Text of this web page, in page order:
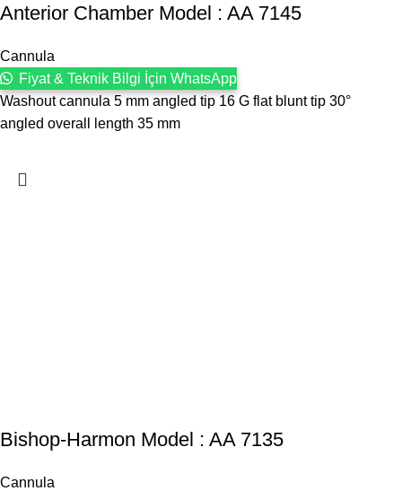
Anterior Chamber Model : AA 7145
Cannula
Fiyat & Teknik Bilgi İçin WhatsApp
Washout cannula 5 mm angled tip 16 G flat blunt tip 30°
angled overall length 35 mm
Bishop-Harmon Model : AA 7135
Cannula